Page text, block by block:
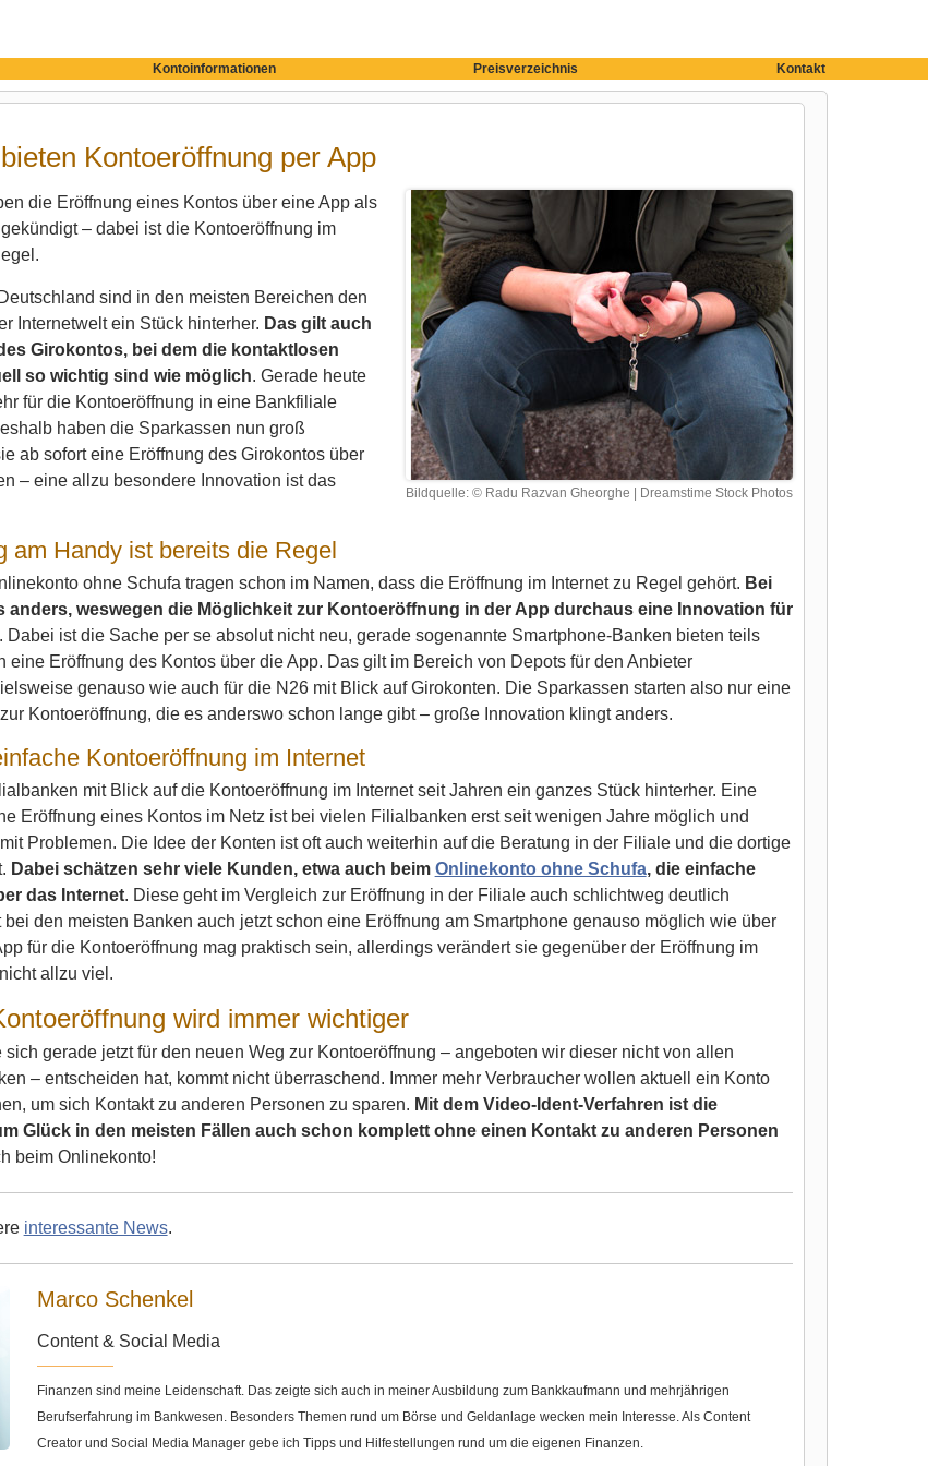
Kontoinformationen Preisverzeichnis Kontakt
Kontoeröffnung per App
Bildquelle: © Radu Razvan Gheorghe | Dreamstime Stock Photos
die Eröffnung eines Kontos über eine App als
– dabei ist die Kontoeröffnung im
sind in den meisten Bereichen den
Internetwelt ein Stück hinterher. Das gilt auch
Girokontos, bei dem die kontaktlosen
so wichtig sind wie möglich. Gerade heute
für die Kontoeröffnung in eine Bankfiliale
haben die Sparkassen nun groß
ab sofort eine Eröffnung des Girokontos über
– eine allzu besondere Innovation ist das
am Handy ist bereits die Regel
ohne Schufa tragen schon im Namen, dass die Eröffnung im Internet zu Regel gehört. Bei
anders, weswegen die Möglichkeit zur Kontoeröffnung in der App durchaus eine Innovation für
Dabei ist die Sache per se absolut nicht neu, gerade sogenannte Smartphone-Banken bieten teils
eine Eröffnung des Kontos über die App. Das gilt im Bereich von Depots für den Anbieter
genauso wie auch für die N26 mit Blick auf Girokonten. Die Sparkassen starten also nur eine
Kontoeröffnung, die es anderswo schon lange gibt – große Innovation klingt anders.
Kontoeröffnung im Internet
mit Blick auf die Kontoeröffnung im Internet seit Jahren ein ganzes Stück hinterher. Eine
Eröffnung eines Kontos im Netz ist bei vielen Filialbanken erst seit wenigen Jahre möglich und
Problemen. Die Idee der Konten ist oft auch weiterhin auf die Beratung in der Filiale und die dortige
Dabei schätzen sehr viele Kunden, etwa auch beim Onlinekonto ohne Schufa, die einfache
das Internet. Diese geht im Vergleich zur Eröffnung in der Filiale auch schlichtweg deutlich
den meisten Banken auch jetzt schon eine Eröffnung am Smartphone genauso möglich wie über
für die Kontoeröffnung mag praktisch sein, allerdings verändert sie gegenüber der Eröffnung im
allzu viel.
wird immer wichtiger
sich gerade jetzt für den neuen Weg zur Kontoeröffnung – angeboten wir dieser nicht von allen
– entscheiden hat, kommt nicht überraschend. Immer mehr Verbraucher wollen aktuell ein Konto
um sich Kontakt zu anderen Personen zu sparen. Mit dem Video-Ident-Verfahren ist die
Glück in den meisten Fällen auch schon komplett ohne einen Kontakt zu anderen Personen
beim Onlinekonto!
interessante News.
Marco Schenkel
Content & Social Media
Finanzen sind meine Leidenschaft. Das zeigte sich auch in meiner Ausbildung zum Bankkaufmann und mehrjährigen
Berufserfahrung im Bankwesen. Besonders Themen rund um Börse und Geldanlage wecken mein Interesse. Als Content
Creator und Social Media Manager gebe ich Tipps und Hilfestellungen rund um die eigenen Finanzen.